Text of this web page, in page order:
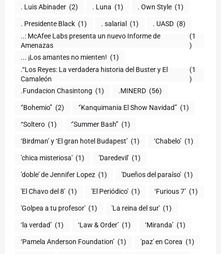
. Luis Abinader (2) . Luna (1) . Own Style (1)
. Presidente Black (1) . salarial (1) . UASD (8)
..: McAfee Labs presenta un nuevo Informe de
(1
)
... ¡Los amantes no mienten! (1)
.“Los Reyes: La verdadera historia del Buster y El
Camaleón
(1
)
.Fundacion Chasintong (1) .MINERD (56)
‘’Bohemio’’ (2) ‘’Kanquimania El Show Navidad’’ (1)
‘‘Soltero (1) ‘’Summer Bash’’ (1)
‘Birdman’ y ‘El gran hotel Budapest’ (1) ‘Chabelo’ (1)
'chica misteriosa' (1) 'Daredevil' (1)
'doble' de Jennifer Lopez (1) 'Dueños del paraíso' (1)
'El Chavo del 8' (1) 'El Periódico' (1) ‘Furious 7’ (1)
'Golpea a tu profesor' (1) 'La reina del sur' (1)
‘la verdad’ (1) ‘Law & Order’ (1) ‘Miranda’ (1)
‘Pamela Anderson Foundation’ (1) 'paz' en Corea (1)